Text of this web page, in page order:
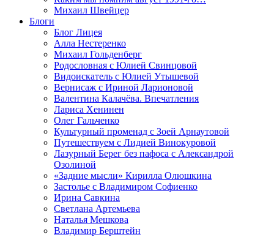
Михаил Швейцер
Блоги
Блог Лицея
Алла Нестеренко
Михаил Гольденберг
Родословная с Юлией Свинцовой
Видоискатель с Юлией Утышевой
Вернисаж с Ириной Ларионовой
Валентина Калачёва. Впечатления
Лариса Хенинен
Олег Гальченко
Культурный променад с Зоей Арнаутовой
Путешествуем с Лидией Винокуровой
Лазурный Берег без пафоса с Александрой
Озолиной
«Задние мысли» Кирилла Олюшкина
Застолье с Владимиром Софиенко
Ирина Савкина
Светлана Артемьева
Наталья Мешкова
Владимир Берштейн